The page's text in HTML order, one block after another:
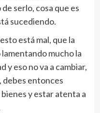
serlo, cosa que es
sucediendo.
está mal, que la
mucho la
y eso no va a cambiar,
debes entonces
y estar atenta a